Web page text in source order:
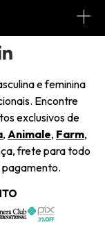
e feminina
Encontre
exclusivos de
, Animale, Farm,
frete para todo
pagamento.